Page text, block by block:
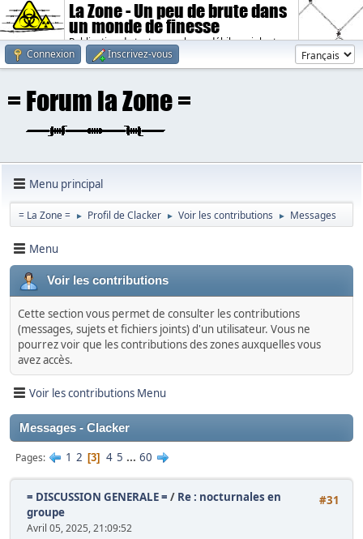
La Zone - Un peu de brute dans
un monde de finesse
Publication de textes sombres, débiles, violents.
Connexion
Inscrivez-vous
Menu principal
= La Zone = ► Profil de Clacker ► Voir les contributions ► Messages
Menu
Voir les contributions
Cette section vous permet de consulter les contributions
(messages, sujets et fichiers joints) d'un utilisateur. Vous ne
pourrez voir que les contributions des zones auxquelles vous
avez accès.
Voir les contributions Menu
Messages - Clacker
Pages 1 2 3 4 5 ... 60
#31
= DISCUSSION GENERALE = / Re : nocturnales en
groupe
Avril 05, 2025, 21:09:52